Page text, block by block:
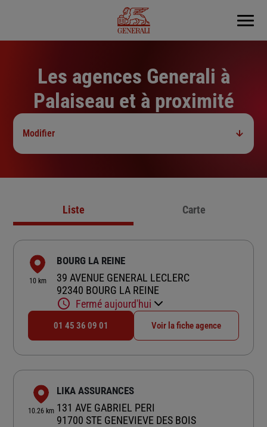
Menu
Les agences Generali à
Palaiseau et à proximité
Modifier
Liste Carte
10 km
BOURG LA REINE
39 AVENUE GENERAL LECLERC
92340 BOURG LA REINE
Fermé aujourd'hui
01 45 36 09 01 Voir la fiche agence
10.26 km
LIKA ASSURANCES
131 AVE GABRIEL PERI
91700 STE GENEVIEVE DES BOIS